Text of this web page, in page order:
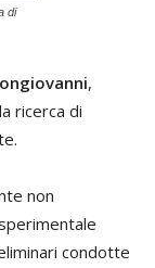
di
,
ricerca di
non
condotte